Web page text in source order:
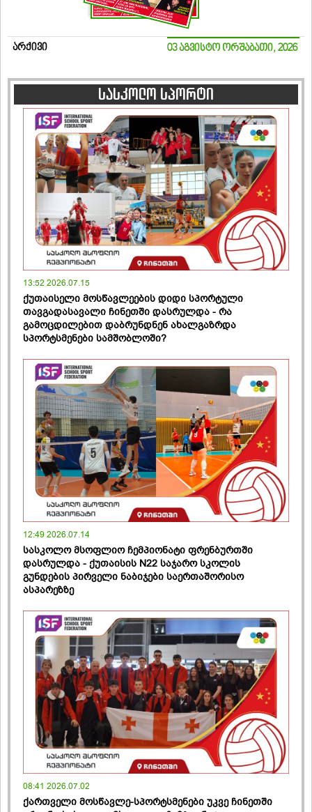
არქივი 03 აგვისტო ორშაბათი, 2026
სასკოლო სპორტი
13:52 2026.07.15
ქუთაისელი მოსწავლეების დიდი სპორტული
თავგადასავალი ჩინეთში დასრულდა - რა
გამოცდილებით დაბრუნდნენ ახალგაზრდა
სპორტსმენები სამშობლოში?
12:49 2026.07.14
სასკოლო მსოფლიო ჩემპიონატი ფრენბურთში
დასრულდა - ქუთაისის N22 საჯარო სკოლის
გუნდების პირველი ნაბიჯები საერთაშორისო
ასპარეზზე
08:41 2026.07.02
ქართველი მოსწავლე-სპორტსმენები უკვე ჩინეთში